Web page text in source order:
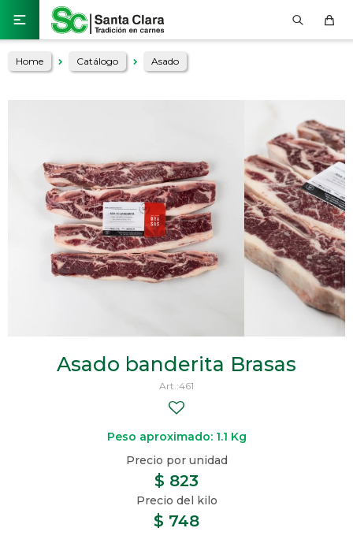

Home Catálogo Asado
Asado banderita Brasas
461
Peso aproximado: 1.1 Kg
$ 748
$ 823